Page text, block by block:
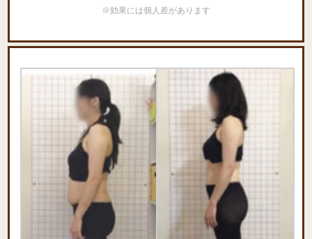
※効果には個人差があります